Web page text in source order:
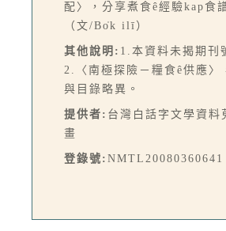
配〉，分享煮食ê經驗kap食
（文/Bo̍k ilī）
其他說明: 1.本資料未揭期刊
2.〈南極探險－糧食ê供應〉
與目錄略異。
提供者: 台灣白話字文學資料
畫
登錄號: NMTL20080360641